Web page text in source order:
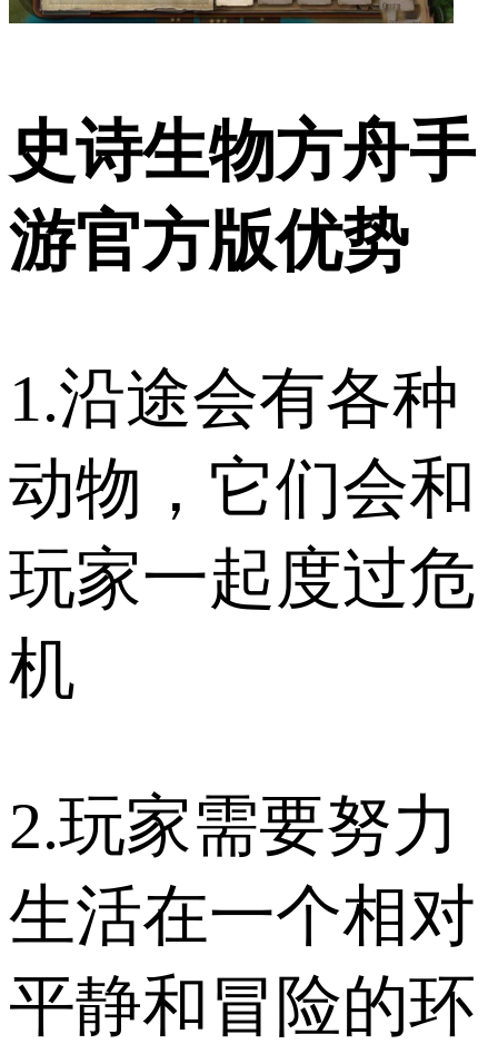
史诗生物方舟手
游官方版优势
1.沿途会有各种
动物，它们会和
玩家一起度过危
机
2.玩家需要努力
生活在一个相对
平静和冒险的环